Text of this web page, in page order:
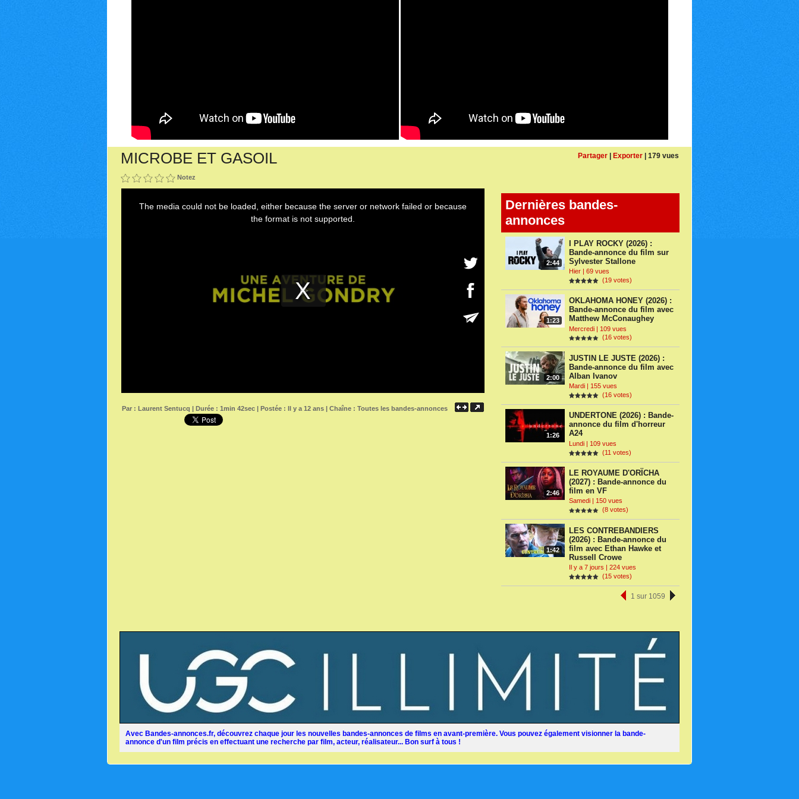
Partager | Exporter | 179 vues
MICROBE ET GASOIL
Notez
Dernières bandes-
annonces
2:44
I PLAY ROCKY (2026) :
Bande-annonce du film sur
Sylvester Stallone
Hier | 69 vues
(19 votes)
1:23
OKLAHOMA HONEY (2026) :
Bande-annonce du film avec
Matthew McConaughey
Mercredi | 109 vues
(16 votes)
2:00
JUSTIN LE JUSTE (2026) :
Bande-annonce du film avec
Alban Ivanov
Mardi | 155 vues
(16 votes)
1:26
UNDERTONE (2026) : Bande-
annonce du film d'horreur
A24
Lundi | 109 vues
(11 votes)
2:46
LE ROYAUME D'ORÏCHA
(2027) : Bande-annonce du
film en VF
Samedi | 150 vues
(8 votes)
1:42
LES CONTREBANDIERS
(2026) : Bande-annonce du
film avec Ethan Hawke et
Russell Crowe
Il y a 7 jours | 224 vues
(15 votes)
1 sur 1059
Par : Laurent Sentucq | Durée : 1min 42sec | Postée : Il y a 12 ans | Chaîne : Toutes les bandes-annonces
Avec Bandes-annonces.fr, découvrez chaque jour les nouvelles bandes-annonces de films en avant-première. Vous pouvez également visionner la bande-
annonce d'un film précis en effectuant une recherche par film, acteur, réalisateur... Bon surf à tous !